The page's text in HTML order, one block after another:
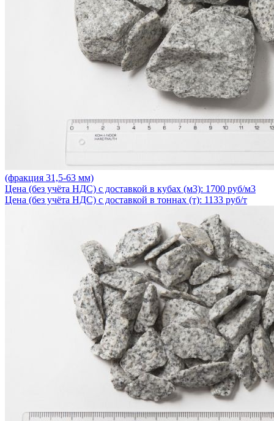
(фракция 31,5-63 мм)
Цена (без учёта НДС) с доставкой в кубах (м3): 1700 руб/м3
Цена (без учёта НДС) с доставкой в тоннах (т): 1133 руб/т